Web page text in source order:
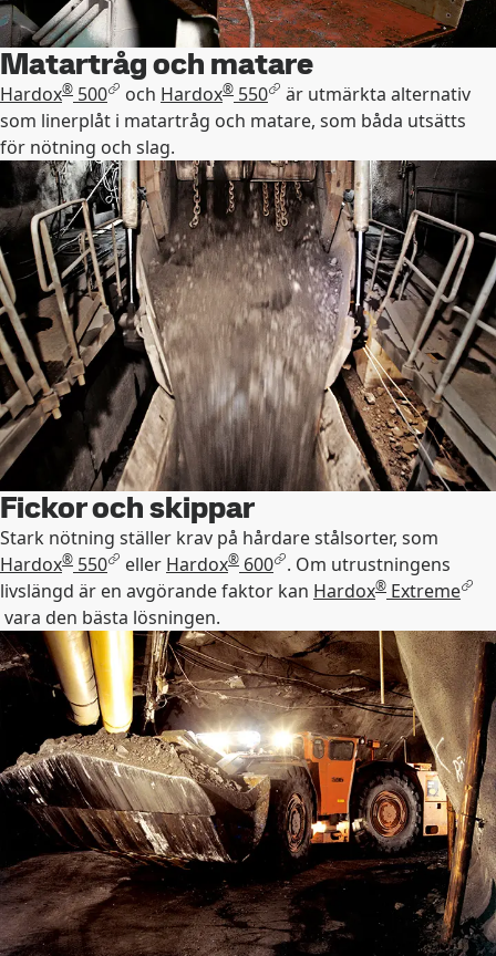
Matartråg och matare
Hardox® 500 och Hardox® 550
är utmärkta alternativ
som linerplåt i matartråg och matare, som båda utsätts
för nötning och slag.
Fickor och skippar
Stark nötning ställer krav på hårdare stålsorter, som
Hardox® 550 eller Hardox® 600 . Om utrustningens
livslängd är en avgörande faktor kan Hardox® Extreme
vara den bästa lösningen.